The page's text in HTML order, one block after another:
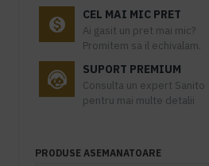
CEL MAI MIC PRET
Ai gasit un pret mai mic?
Promitem sa il echivalam.
SUPORT PREMIUM
Consulta un expert Sanito
pentru mai multe detalii
PRODUSE ASEMANATOARE